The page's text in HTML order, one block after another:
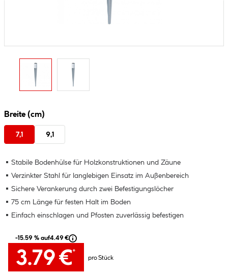
Breite (cm)
7,1 9,1
Stabile Bodenhülse für Holzkonstruktionen und Zäune
Verzinkter Stahl für langlebigen Einsatz im Außenbereich
Sichere Verankerung durch zwei Befestigungslöcher
75 cm Länge für festen Halt im Boden
Einfach einschlagen und Pfosten zuverlässig befestigen
-15.59 % auf4.49 €
3.79 €*
pro Stück